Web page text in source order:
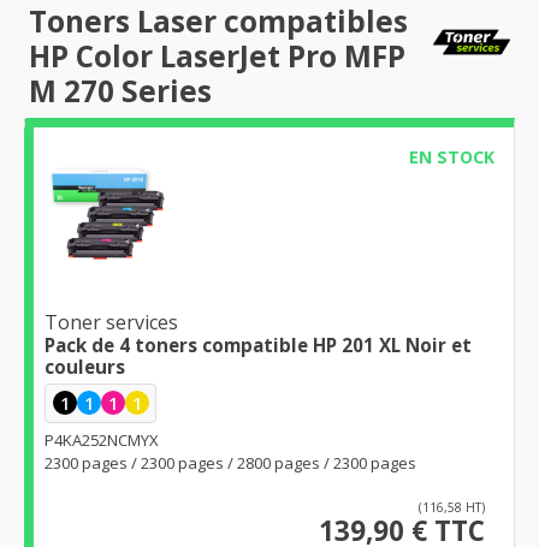
Toners Laser compatibles
HP Color LaserJet Pro MFP
M 270 Series
EN STOCK
Toner services
Pack de 4 toners compatible HP 201 XL Noir et
couleurs
1 1 1 1
P4KA252NCMYX
2300 pages / 2300 pages / 2800 pages / 2300 pages
(116,58 HT)
139,90 € TTC